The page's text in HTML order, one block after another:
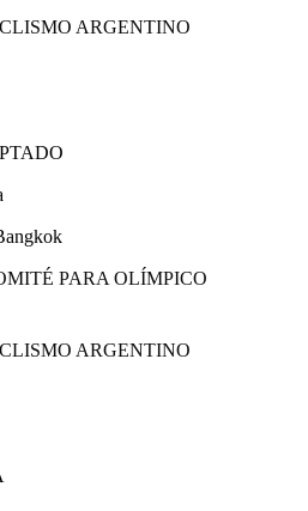
ARGENTINO
PARA OLÍMPICO
ARGENTINO